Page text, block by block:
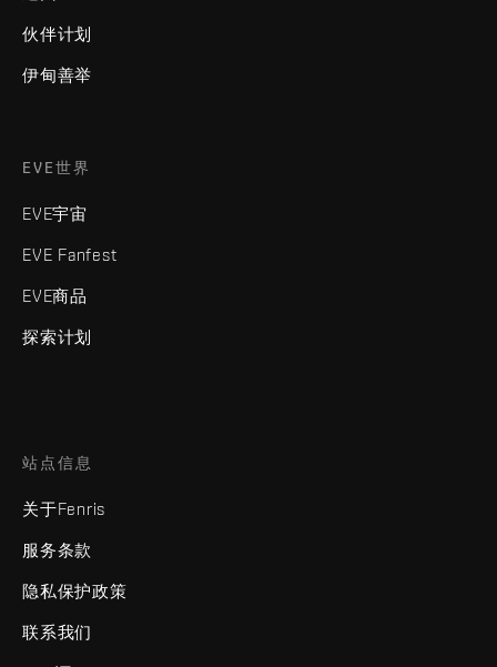
伙伴计划
伊甸善举
EVE世界
EVE宇宙
EVE Fanfest
EVE商品
探索计划
站点信息
关于Fenris
服务条款
隐私保护政策
联系我们